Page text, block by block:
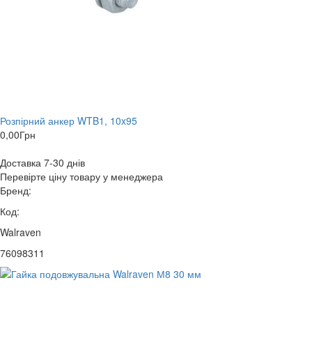
Розпірний анкер WTB1, 10x95
0,00Грн
Доставка 7-30 днів
Перевірте ціну товару у менеджера
Бренд:
Код:
Walraven
76098311